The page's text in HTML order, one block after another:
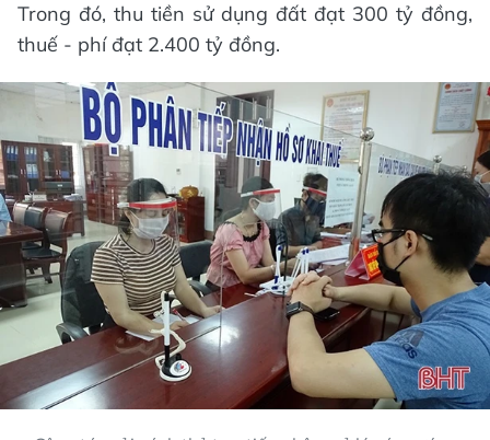
Trong đó, thu tiền sử dụng đất đạt 300 tỷ đồng,
thuế - phí đạt 2.400 tỷ đồng.